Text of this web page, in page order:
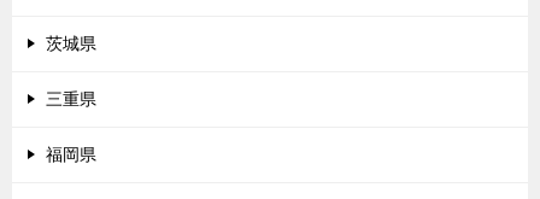
茨城県
三重県
福岡県